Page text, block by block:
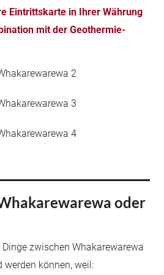
Eintrittskarte in Ihrer Währung
mit der Geothermie-
oder
zwischen Whakarewarewa
werden können, weil: